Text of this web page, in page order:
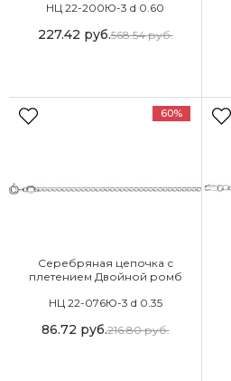
НЦ 22-200Ю-3 d 0.60
227.42 руб.568.54руб.
60%
Серебряная цепочка с
плетением Двойной ромб
НЦ 22-076Ю-3 d 0.35
86.72 руб.216.80руб.